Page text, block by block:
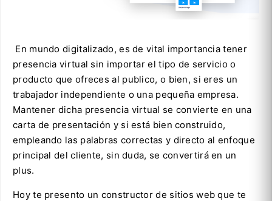
En mundo digitalizado, es de vital importancia tener
presencia virtual sin importar el tipo de servicio o
producto que ofreces al publico, o bien, si eres un
trabajador independiente o una pequeña empresa.
Mantener dicha presencia virtual se convierte en una
carta de presentación y si está bien construido,
empleando las palabras correctas y directo al enfoque
principal del cliente, sin duda, se convertirá en un
plus.
Hoy te presento un constructor de sitios web que te